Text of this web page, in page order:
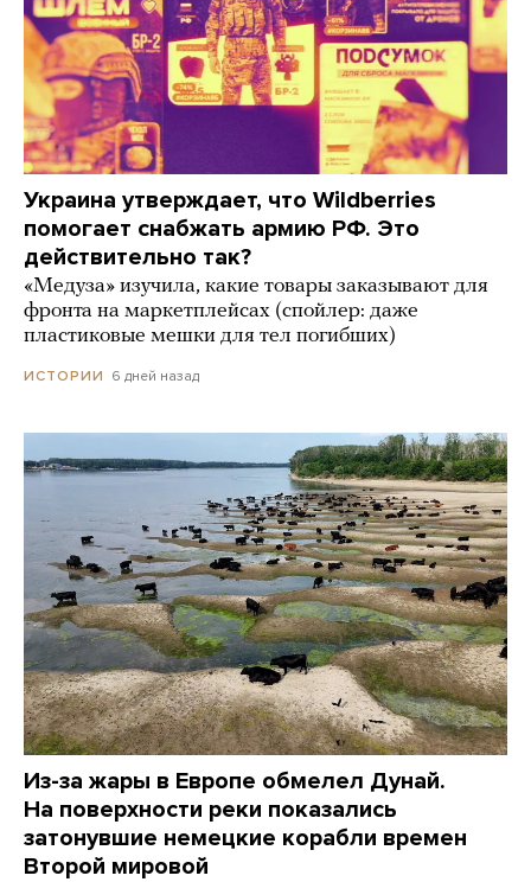
Украина утверждает, что Wildberries
помогает снабжать армию РФ. Это
действительно так?
«Медуза» изучила, какие товары заказывают для
фронта на маркетплейсах (спойлер: даже
пластиковые мешки для тел погибших)
ИСТОРИИ 6 дней назад
Из-за жары в Европе обмелел Дунай.
На поверхности реки показались
затонувшие немецкие корабли времен
Второй мировой